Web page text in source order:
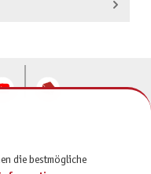
die bestmögliche